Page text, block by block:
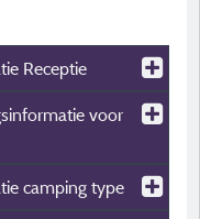
Receptie
voor
camping type